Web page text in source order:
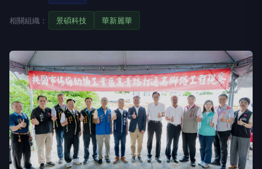
相關組織： 景碩科技 華新麗華